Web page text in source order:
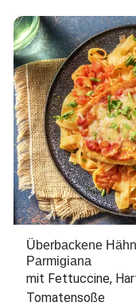
Überbackene
Parmigiana
mit Fettuccine,
Tomatensoße